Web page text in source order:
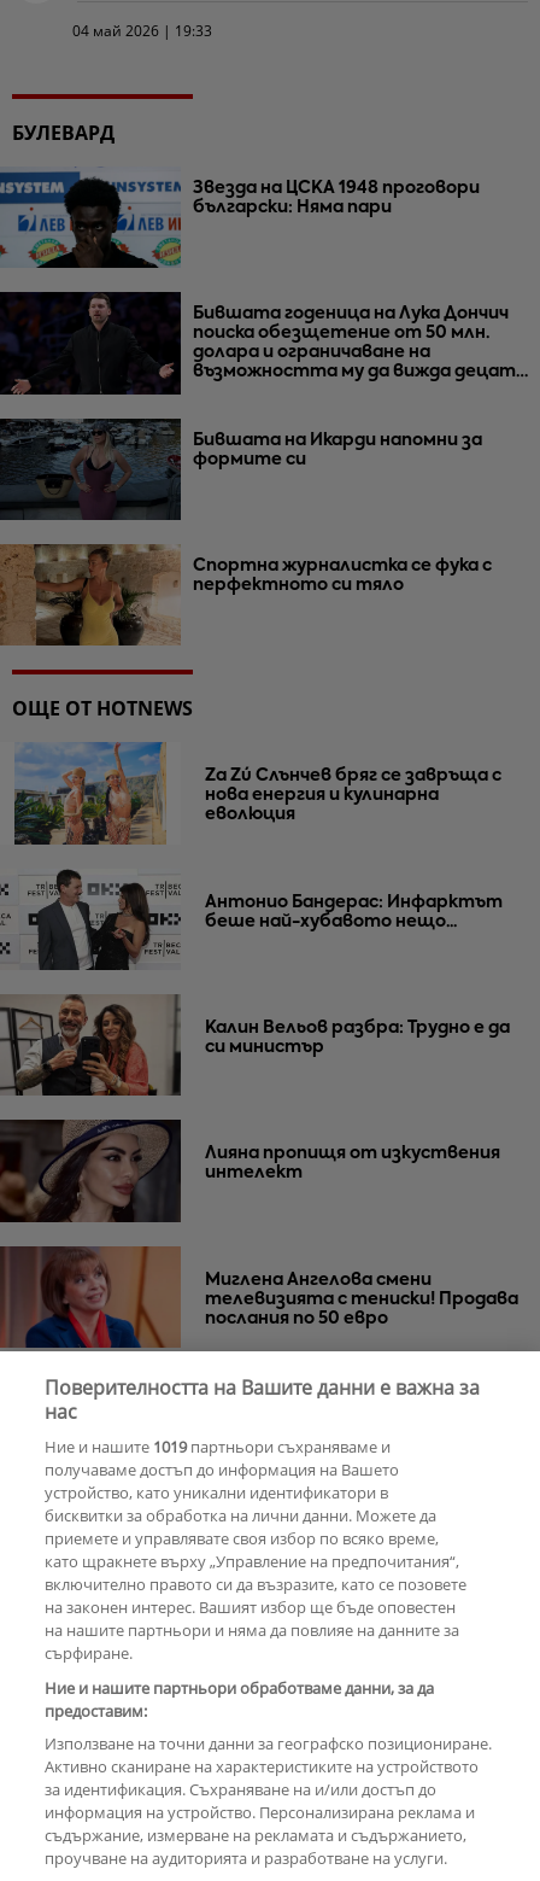
04 май 2026 | 19:33
БУЛЕВАРД
Звезда на ЦСКА 1948 проговори
български: Няма пари
Бившата годеница на Лука Дончич
поиска обезщетение от 50 млн.
долара и ограничаване на
възможността му да вижда децата
Бившата на Икарди напомни за
формите си
Спортна журналистка се фука с
перфектното си тяло
ОЩЕ ОТ HOTNEWS
Za Zú Слънчев бряг се завръща с
нова енергия и кулинарна
еволюция
Антонио Бандерас: Инфарктът
беше най-хубавото нещо...
Калин Вельов разбра: Трудно е да
си министър
Лияна пропищя от изкуствения
интелект
Миглена Ангелова смени
телевизията с тениски! Продава
послания по 50 евро
РЕКЛАМА
КОМЕНТАРИ
Поверителността на Вашите данни е важна за
нас
Ние и нашите 1019партньори съхраняваме и
получаваме достъп до информация на Вашето
устройство, като уникални идентификатори в
бисквитки за обработка на лични данни. Можете да
приемете и управлявате своя избор по всяко време,
като щракнете върху „Управление на предпочитания“,
включително правото си да възразите, като се позовете
на законен интерес. Вашият избор ще бъде оповестен
на нашите партньори и няма да повлияе на данните за
сърфиране.
Ние и нашите партньори обработваме данни, за да
предоставим:
Използване на точни данни за географско позициониране.
Активно сканиране на характеристиките на устройството
за идентификация. Съхраняване на и/или достъп до
информация на устройство. Персонализирана реклама и
съдържание, измерване на рекламата и съдържанието,
проучване на аудиторията и разработване на услуги.